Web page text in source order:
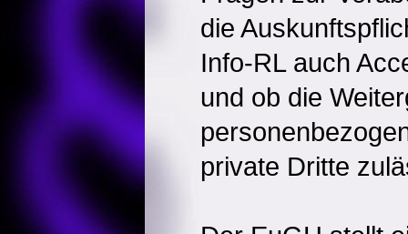
die
Info-RL auch
und ob die
private Dritte